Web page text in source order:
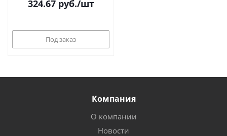
324.67руб./шт
Под заказ
Компания
О компании
Новости